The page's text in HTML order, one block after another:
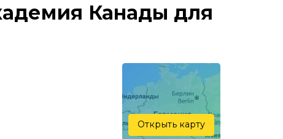
Канады для
Открыть карту